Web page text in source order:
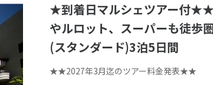
ルクセンブルク イギリス
オーストリア
スロヴァキア アイスランド
デンマーク ノルウェー
ま
わせいただく前に、ツアー画面をキャプチャして保存
★到着日マルシェツアー付
やルロット、スーパーも徒歩
(スタンダード)3泊5日間
★★2027年3月迄のツアー料金発表★★